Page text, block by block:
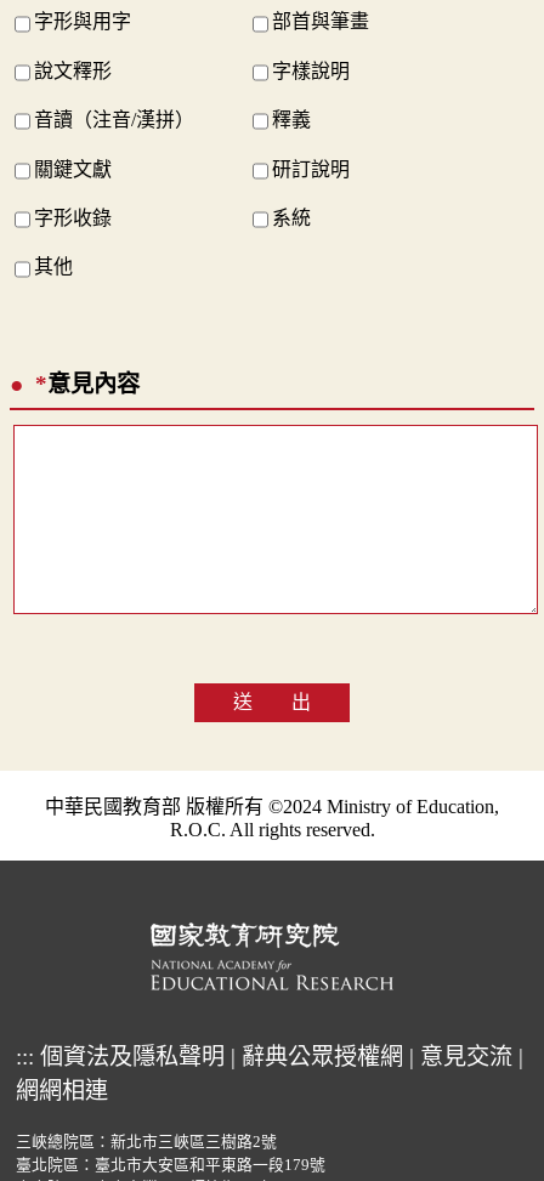
字形與用字 部首與筆畫
說文釋形 字樣說明
音讀（注音/漢拼） 釋義
關鍵文獻 研訂說明
字形收錄 系統
其他
*意見內容
送 出
中華民國教育部 版權所有 ©2024 Ministry of Education,
R.O.C. All rights reserved.
::: 個資法及隱私聲明 | 辭典公眾授權網 | 意見交流 |
網網相連
三峽總院區：新北市三峽區三樹路2號
臺北院區：臺北市大安區和平東路一段179號